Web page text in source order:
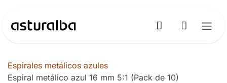
Espirales metálicos azules
Espiral metálico azul 16 mm 5:1 (Pack de 10)